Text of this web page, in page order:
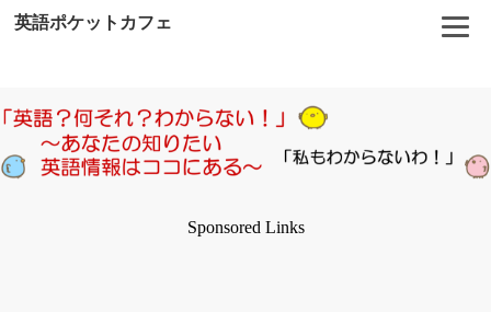
英語ポケットカフェ
Sponsored Links